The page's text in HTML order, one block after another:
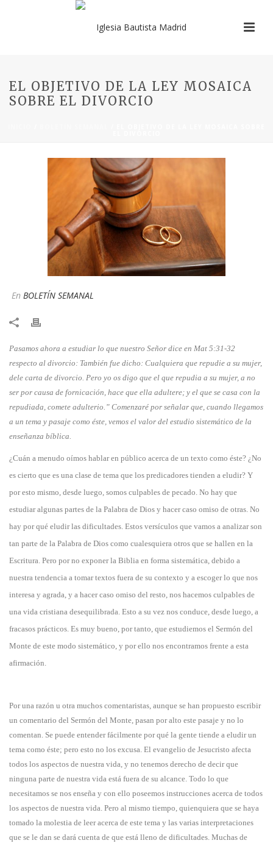
EL OBJETIVO DE LA LEY MOSAICA
SOBRE EL DIVORCIO
En BOLETÍN SEMANAL
Pasamos ahora a estudiar lo que nuestro Señor dice en Mat 5:31-32
respecto al divorcio: También fue dicho: Cualquiera que repudie a su mujer,
dele carta de divorcio. Pero yo os digo que el que repudia a su mujer, a no
ser por causa de fornicación, hace que ella adultere; y el que se casa con la
repudiada, comete adulterio.” Comenzaré por señalar que, cuando llegamos
a un tema y pasaje como éste, vemos el valor del estudio sistemático de la
enseñanza bíblica.
​¿Cuán a menudo oímos hablar en público acerca de un texto como éste? ¿No
es cierto que es una clase de tema que los predicadores tienden a eludir? Y
por esto mismo, desde luego, somos culpables de pecado. No hay que
estudiar algunas partes de la Palabra de Dios y hacer caso omiso de otras. No
hay por qué eludir las dificultades. Estos versículos que vamos a analizar son
tan parte de la Palabra de Dios como cualesquiera otros que se hallen en la
Escritura. Pero por no exponer la Biblia en forma sistemática, debido a
nuestra tendencia a tomar textos fuera de su contexto y a escoger lo que nos
interesa y agrada, y a hacer caso omiso del resto, nos hacemos culpables de
una vida cristiana desequilibrada. Esto a su vez nos conduce, desde luego, a
fracasos prácticos. Es muy bueno, por tanto, que estudiemos el Sermón del
Monte de este modo sistemático, y por ello nos encontramos frente a esta
afirmación.
Por una razón u otra muchos comentaristas, aunque se han propuesto escribir
un comentario del Sermón del Monte, pasan por alto este pasaje y no lo
comentan. Se puede entender fácilmente por qué la gente tiende a eludir un
tema como éste; pero esto no los excusa. El evangelio de Jesucristo afecta
todos los aspectos de nuestra vida, y no tenemos derecho de decir que
ninguna parte de nuestra vida está fuera de su alcance. Todo lo que
necesitamos se nos enseña y con ello poseemos instrucciones acerca de todos
los aspectos de nuestra vida. Pero al mismo tiempo, quienquiera que se haya
tomado la molestia de leer acerca de este tema y las varias interpretaciones
que se le dan se dará cuenta de que está lleno de dificultades. Muchas de